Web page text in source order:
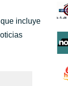
51 minutos
incluye